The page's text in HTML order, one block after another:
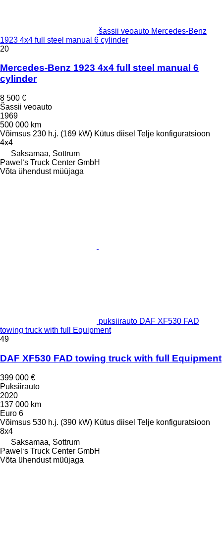
šassii veoauto Mercedes-Benz
1923 4x4 full steel manual 6 cylinder
20
Mercedes-Benz 1923 4x4 full steel manual 6
cylinder
8 500 €
Šassii veoauto
1969
500 000 km
Võimsus 230 h.j. (169 kW) Kütus diisel Telje konfiguratsioon
4x4
Saksamaa, Sottrum
Pawel‘s Truck Center GmbH
Võta ühendust müüjaga
puksiirauto DAF XF530 FAD
towing truck with full Equipment
49
DAF XF530 FAD towing truck with full Equipment
399 000 €
Puksiirauto
2020
137 000 km
Euro 6
Võimsus 530 h.j. (390 kW) Kütus diisel Telje konfiguratsioon
8x4
Saksamaa, Sottrum
Pawel‘s Truck Center GmbH
Võta ühendust müüjaga